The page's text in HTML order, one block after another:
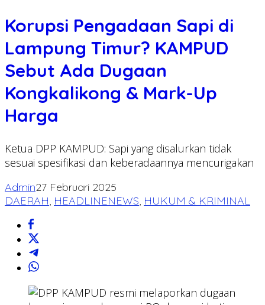
Korupsi Pengadaan Sapi di
Lampung Timur? KAMPUD
Sebut Ada Dugaan
Kongkalikong & Mark-Up
Harga
Ketua DPP KAMPUD: Sapi yang disalurkan tidak
sesuai spesifikasi dan keberadaannya mencurigakan
Admin27 Februari 2025
DAERAH, HEADLINENEWS, HUKUM & KRIMINAL